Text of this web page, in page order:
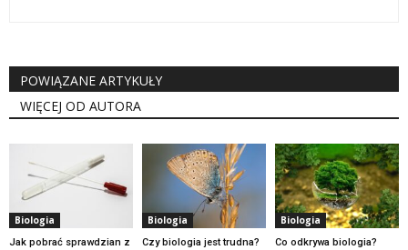
POWIĄZANE ARTYKUŁY
WIĘCEJ OD AUTORA
Biologia
Jak pobrać sprawdzian z
Biologia
Czy biologia jest trudna?
Biologia
Co odkrywa biologia?